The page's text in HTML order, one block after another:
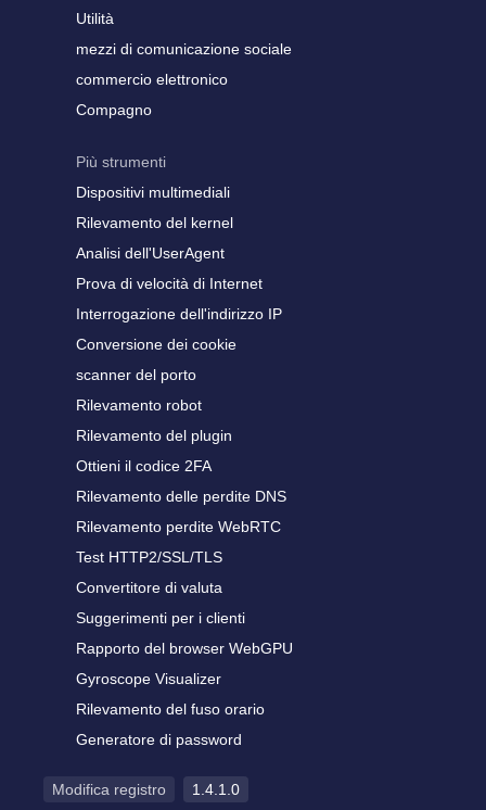
Utilità
mezzi di comunicazione sociale
commercio elettronico
Compagno
Più strumenti
Dispositivi multimediali
Rilevamento del kernel
Analisi dell'UserAgent
Prova di velocità di Internet
Interrogazione dell'indirizzo IP
Conversione dei cookie
scanner del porto
Rilevamento robot
Rilevamento del plugin
Ottieni il codice 2FA
Rilevamento delle perdite DNS
Rilevamento perdite WebRTC
Test HTTP2/SSL/TLS
Convertitore di valuta
Suggerimenti per i clienti
Rapporto del browser WebGPU
Gyroscope Visualizer
Rilevamento del fuso orario
Generatore di password
Modifica registro 1.4.1.0